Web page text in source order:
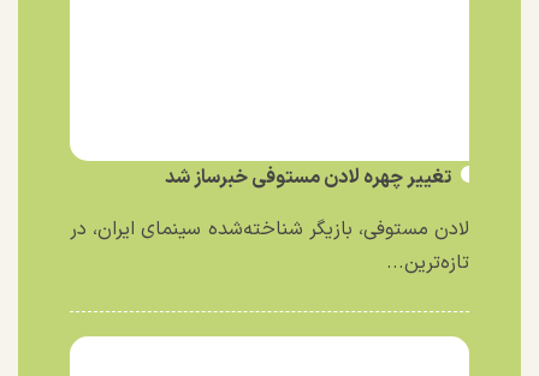
تغییر چهره لادن مستوفی خبرساز شد
لادن مستوفی، بازیگر شناخته‌شده سینمای ایران، در
تازه‌ترین...